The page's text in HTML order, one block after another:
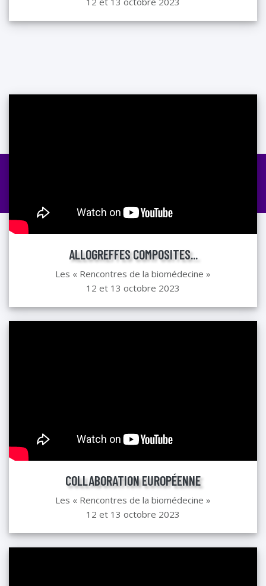
ALLOGREFFES COMPOSITES...
Les « Rencontres de la biomédecine »
12 et 13 octobre 2023
COLLABORATION EUROPÉENNE
Les « Rencontres de la biomédecine »
12 et 13 octobre 2023